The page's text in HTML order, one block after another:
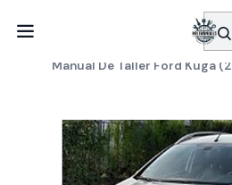
SERVICIO DE BÚSQUEDA DE
Manuales de
Manual De Taller Ford Kuga